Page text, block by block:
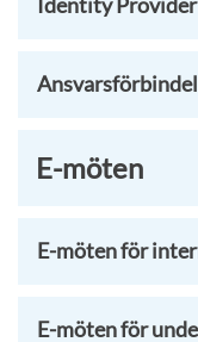
E-möten
E-möten för
E-möten för